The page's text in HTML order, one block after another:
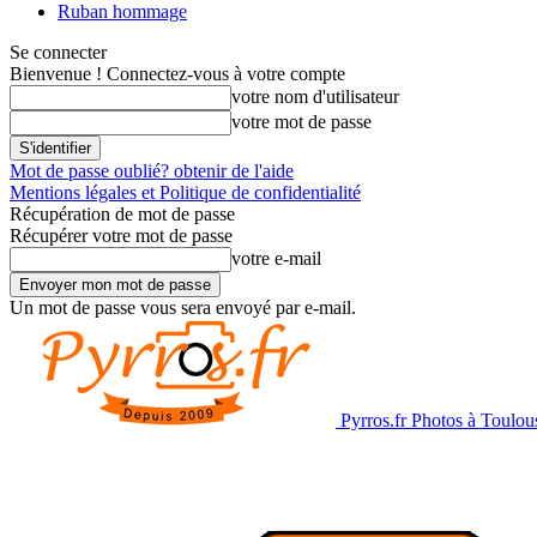
Ruban hommage
Se connecter
Bienvenue ! Connectez-vous à votre compte
votre nom d'utilisateur
votre mot de passe
Mot de passe oublié? obtenir de l'aide
Mentions légales et Politique de confidentialité
Récupération de mot de passe
Récupérer votre mot de passe
votre e-mail
Un mot de passe vous sera envoyé par e-mail.
Pyrros.fr Photos à